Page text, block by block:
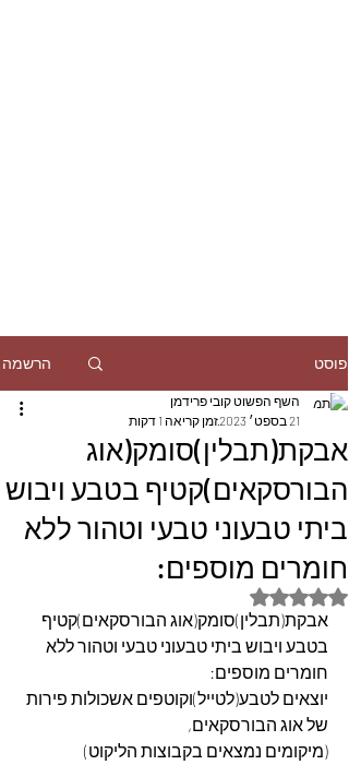
פוסט הרשמה
אבקת(תבלין)סומק(אוג
הבורסקאים)קטיף בטבע ויבוש
ביתי טבעוני טבעי וטהור ללא
חומרים מוספים:
השף הפשוט קובי פרידמן
21 בספט׳ 2023
זמן קריאה 1 דקות
דירוג של NaN מתוך 5 כוכבים
אבקת(תבלין)סומק(אוג הבורסקאים)קטיף
בטבע ויבוש ביתי טבעוני טבעי וטהור ללא
חומרים מוספים:
יוצאים לטבע(לטייל)וקוטפים אשכולות פירות
של אוג הבורסקאים,
(מיקומים נמצאים בקבוצות הליקוט)